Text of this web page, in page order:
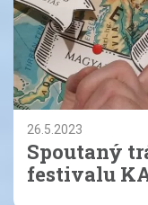
26.5.2023
Spoutaný
festivalu